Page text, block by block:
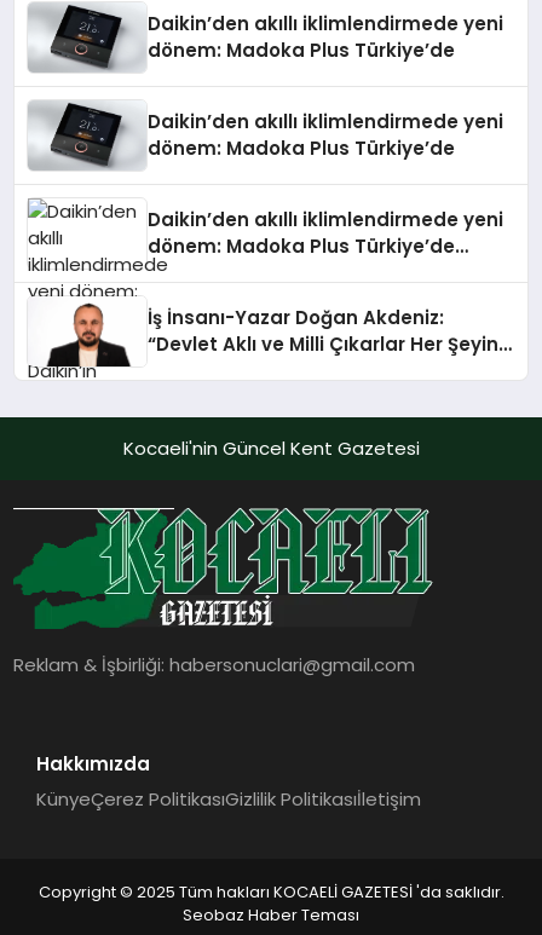
Daikin’den akıllı iklimlendirmede yeni
dönem: Madoka Plus Türkiye’de
Daikin’den akıllı iklimlendirmede yeni
dönem: Madoka Plus Türkiye’de
Daikin’den akıllı iklimlendirmede yeni
dönem: Madoka Plus Türkiye’de
Daikin’in kullanıcı dostu tasarımıyla
teknolojilerle donatılmış son modeli
VRV kontrol ünitesi Madoka Plus
Türkiye’de satışa sunuldu. Tam
sayesinde iklimlendirme sistemlerinin
verimli hale getiriyor. Enerji
verimliliğini artırırken modern yaşam
alanlarında teknolojiyi estetik ile bulu
İş İnsanı-Yazar Doğan Akdeniz:
“Devlet Aklı ve Milli Çıkarlar Her Şeyin
Kocaeli'nin Güncel Kent Gazetesi
Reklam & İşbirliği:habersonuclari@gmail.com
Hakkımızda
KünyeÇerez PolitikasıGizlilik Politikasıİletişim
Copyright © 2025 Tüm hakları KOCAELİ GAZETESİ 'da saklıdır.
Seobaz Haber Teması